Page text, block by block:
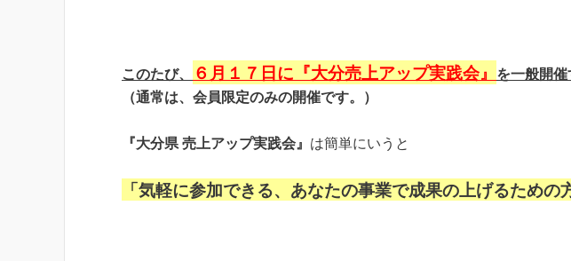
このたび、 ６月１７日に『大分売上アップ実践会』 を一般開
（通常は、会員限定のみの開催です。）
『大分県 売上アップ実践会』 は簡単にいうと
「気軽に参加できる、あなたの事業で成果の上げるための